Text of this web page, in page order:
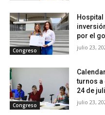
Congreso
por el
julio 23,
Congreso
turnos a
24 de
julio 23,